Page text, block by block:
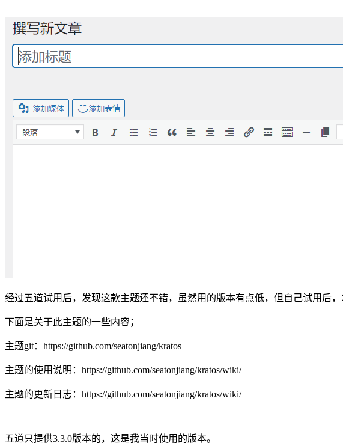
经过五道试用后，发现这款主题还不错，虽然用的版本有点低，但自己试用后
下面是关于此主题的一些内容；
主题git：https://github.com/seatonjiang/kratos
主题的使用说明：https://github.com/seatonjiang/kratos/wiki/
主题的更新日志：https://github.com/seatonjiang/kratos/wiki/
五道只提供3.3.0版本的，这是我当时使用的版本。